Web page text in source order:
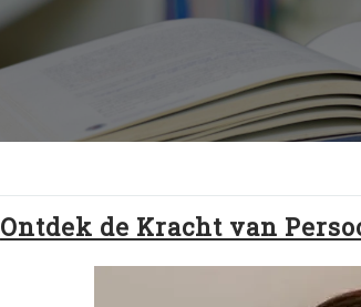
Ontdek de Kracht van